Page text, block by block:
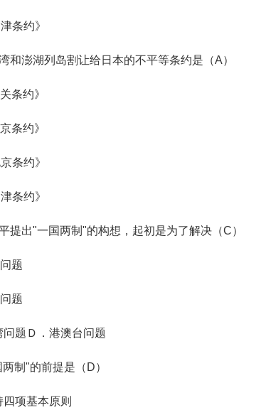
约》
澎湖列岛割让给日本的不平等条约是（A）
约》
约》
约》
约》
出"一国两制"的构想，起初是为了解决（C）
题
题
题Ｄ．港澳台问题
"的前提是（D）
项基本原则